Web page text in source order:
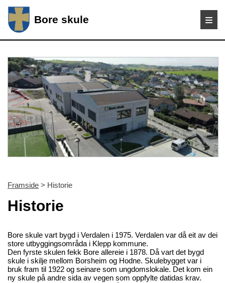
Bore skule
Framside > Historie
Historie
Bore skule vart bygd i Verdalen i 1975. Verdalen var då eit av dei
store utbyggingsområda i Klepp kommune.
Den fyrste skulen fekk Bore allereie i 1878. Då vart det bygd
skule i skilje mellom Borsheim og Hodne. Skulebygget var i
bruk fram til 1922 og seinare som ungdomslokale. Det kom ein
ny skule på andre sida av vegen som oppfylte datidas krav.